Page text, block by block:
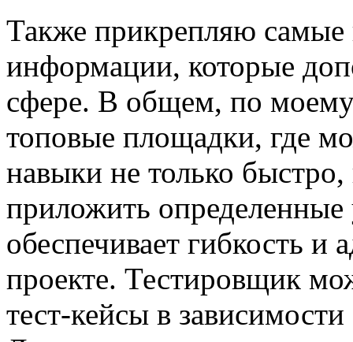
Также прикрепляю самые
информации, которые
сфере. В общем, по
топовые площадки, где
навыки не только
приложить
обеспечивает гибкость и
проекте. Тестировщик
тест-кейсы в